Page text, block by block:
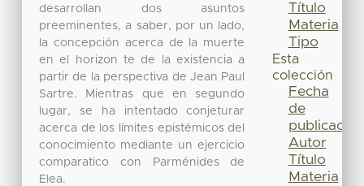
desarrollan dos asuntos
preeminentes, a saber, por un lado,
la concepción acerca de la muerte
en el horizon te de la existencia a
partir de la perspectiva de Jean Paul
Sartre. Mientras que en segundo
lugar, se ha intentado conjeturar
acerca de los límites epistémicos del
conocimiento mediante un ejercicio
comparatico con Parménides de
Elea.
Título
Materia
Tipo
Esta
colección
Fecha
de
publicación
Autor
Título
Materia